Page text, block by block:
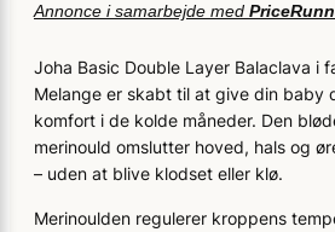
Annonce i samarbejde med
Joha Basic Double Layer Balaclava i
Melange er skabt til at give din baby
komfort i de kolde måneder. Den
merinould omslutter hoved, hals og
– uden at blive klodset eller klø.
Merinoulden regulerer kroppens